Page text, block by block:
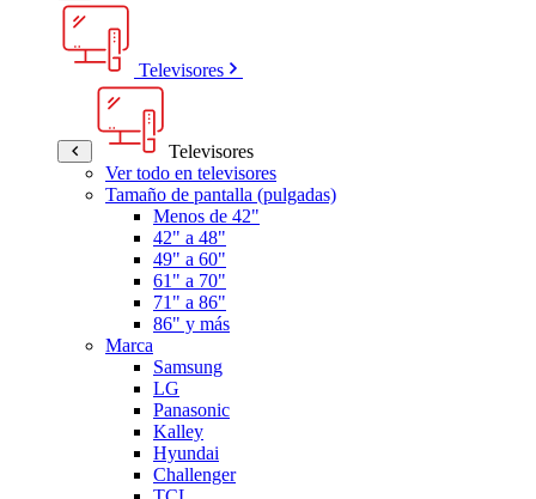
Televisores
Televisores
Ver todo en televisores
Tamaño de pantalla (pulgadas)
Menos de 42"
42" a 48"
49" a 60"
61" a 70"
71" a 86"
86" y más
Marca
Samsung
LG
Panasonic
Kalley
Hyundai
Challenger